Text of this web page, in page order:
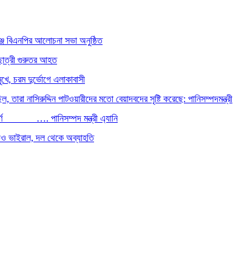
বিএনপির আলোচনা সভা অনুষ্ঠিত
গুরুতর আহত
চরম দুর্ভোগে এলাকাবাসী
তারা নাসিরুদ্দিন পাটওয়ারীদের মতো বেয়াদবদের সৃষ্টি করেছে: পানিসম্পদমন্ত্রী
…. পানিসম্পদ মন্ত্রী এ্যানি
ভাইরাল, দল থেকে অব্যাহতি